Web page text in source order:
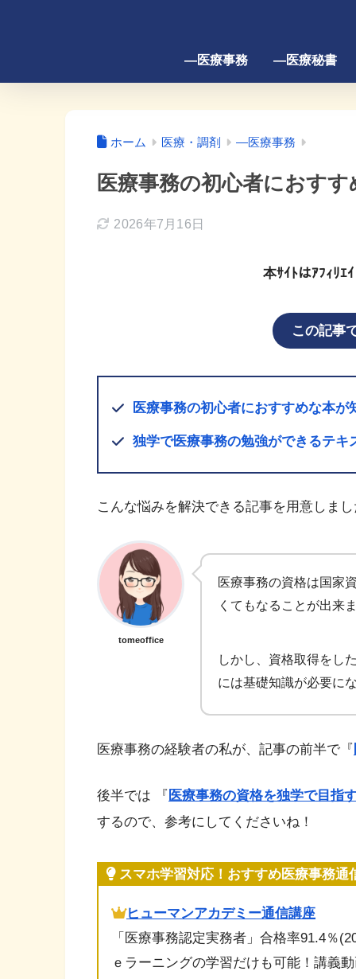
―医療事務 ―医療秘書
ホーム 医療・調剤 ―医療事務
医療事務の初心者におす
2026年7月16日
本ｻｲﾄはｱﾌｨﾘｴ
この記事
医療事務の初心者におすすめな本が
独学で医療事務の勉強ができるテキ
こんな悩みを解決できる記事を用意しま
tomeoffice
医療事務の資格は国家
くてもなることが出来
しかし、資格取得をし
には基礎知識が必要に
医療事務の経験者の私が、記事の前半で『
後半では 『 医療事務の資格を独学で目指
するので、参考にしてくださいね！
スマホ学習対応！おすすめ医療事務通
ヒューマンアカデミー通信講座
「医療事務認定実務者」合格率91.4％
ｅラーニングの学習だけも可能！講義